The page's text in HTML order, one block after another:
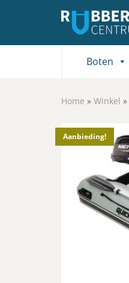
Boten
Home » Winkel »
Aanbieding!